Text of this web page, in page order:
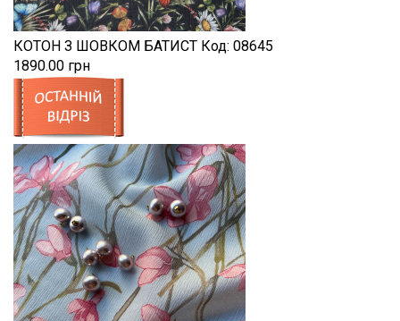
КОТОН З ШОВКОМ БАТИСТ Код: 08645
1890.00 грн